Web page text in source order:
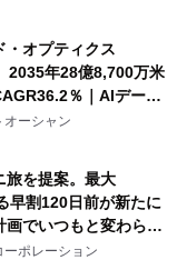
・オプティクス
2035年28億8,700万米
％｜AIデータ
通信需要が成長を加
オーシャン
旅を提案。最大
早割120日前が新たに
画でいつもと変わらぬ
夕日ヶ浦温泉「佳松
ポレーション